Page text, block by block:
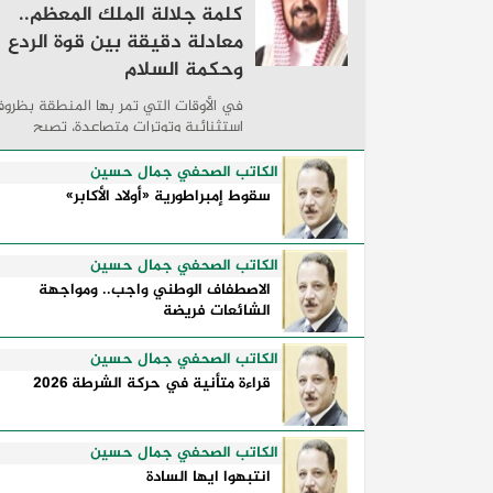
كلمة جلالة الملك المعظم..
معادلة دقيقة بين قوة الردع
وحكمة السلام
في الأوقات التي تمر بها المنطقة
استثنائية وتوترات متصاعدة، تصبح
الكلمات السياسية أكثر من مجرد مواقف
معلنة؛ فهي تكشف طريقة تفكير الدول،
وكيفية إدارتها للأزمات، والحدود التي
تفصل بين القوة ...
الكاتب الصحفي جمال حسين
سقوط إمبراطورية «أولاد الأكابر»
الكاتب الصحفي جمال حسين
الاصطفاف الوطني واجب.. ومواجهة
الشائعات فريضة
الكاتب الصحفي جمال حسين
قراءة متأنية في حركة الشرطة 2026
الكاتب الصحفي جمال حسين
انتبهوا ايها السادة